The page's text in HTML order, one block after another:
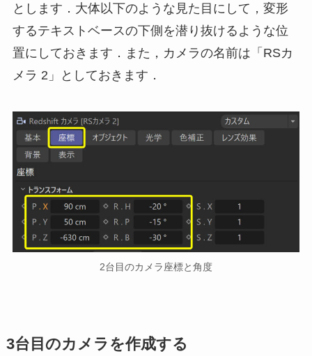
とします．大体以下のような見た目にして，変形
するテキストベースの下側を潜り抜けるような位
置にしておきます．また，カメラの名前は「RSカ
メラ 2」としておきます．
2台目のカメラ座標と角度
3台目のカメラを作成する